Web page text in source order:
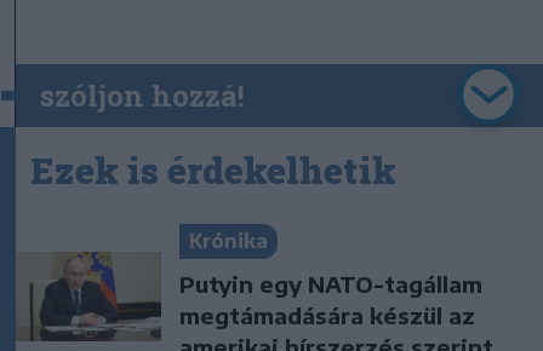
szóljon hozzá!
Ezek is érdekelhetik
Krónika
Putyin egy NATO-tagállam
megtámadására készül az